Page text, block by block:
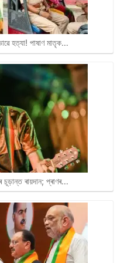
হত্যা! পাষাণ মাতৃক…
চূড়ান্ত ৰায়দান; প্ৰাণৰ…